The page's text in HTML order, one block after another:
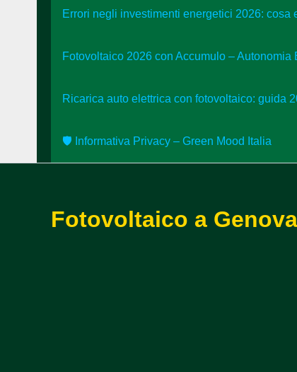
Errori negli investimenti energetici 2026: cosa
Fotovoltaico 2026 con Accumulo – Autonomia
Ricarica auto elettrica con fotovoltaico: guida
🛡️ Informativa Privacy – Green Mood Italia
Fotovoltaico a